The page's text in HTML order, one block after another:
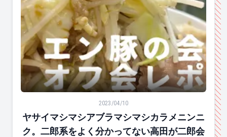
ヤサイマシマシアブラマシマシカラメニンニク。二郎
2023/04/10
ヤサイマシマシアブラマシマシカラメニンニ
ク。二郎系をよく分かってない高田が二郎会